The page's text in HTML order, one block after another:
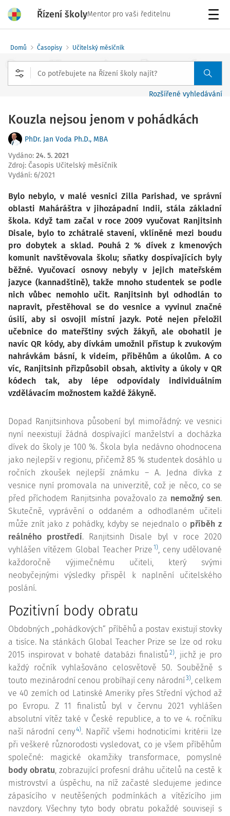
Řízení školyMentor pro vaši ředitelnu
Domů Časopisy Učitelský měsíčník
Rozšířené vyhledávání
Kouzla nejsou jenom v pohádkách
PhDr. Jan Voda Ph.D., MBA
Vydáno: 24. 5. 2021
Zdroj: Časopis Učitelský měsíčník
Vydání: 6/2021
Bylo nebylo, v malé vesnici Zilla Parishad, ve správní
oblasti Maháráštra v jihozápadní Indii, stála základní
škola. Když tam začal v roce 2009 vyučovat Ranjitsinh
Disale, bylo to zchátralé stavení, vklíněné mezi boudu
pro dobytek a sklad. Pouhá 2 % dívek z kmenových
komunit navštěvovala školu; sňatky dospívajících byly
běžné. Vyučovací osnovy nebyly v jejich mateřském
jazyce (kannadštině), takže mnoho studentek se podle
nich vůbec nemohlo učit. Ranjitsinh byl odhodlán to
napravit, přestěhoval se do vesnice a vyvinul značné
úsilí, aby si osvojil místní jazyk. Poté nejen přeložil
učebnice do mateřštiny svých žákyň, ale obohatil je
navíc QR kódy, aby dívkám umožnil přístup k zvukovým
nahrávkám básní, k videím, příběhům a úkolům. A co
víc, Ranjitsinh přizpůsobil obsah, aktivity a úkoly v QR
kódech tak, aby lépe odpovídaly individuálním
vzdělávacím možnostem každé žákyně.
Dopad Ranjitsinhova působení byl mimořádný: ve vesnici
nyní neexistují žádná dospívající manželství a docházka
dívek do školy je 100 %. Škola byla nedávno ohodnocena
jako nejlepší v regionu, přičemž 85 % studentek dosáhlo u
ročních zkoušek nejlepší známku – A. Jedna dívka z
vesnice nyní promovala na univerzitě, což je něco, co se
před příchodem Ranjitsinha považovalo za nemožný sen.
Skutečně, vyprávění o oddaném a odhodlaném učiteli
může znít jako z pohádky, kdyby se nejednalo o příběh z
reálného prostředí. Ranjitsinh Disale byl v roce 2020
vyhlášen vítězem Global Teacher Prize 1), ceny udělované
každoročně výjimečnému učiteli, který svými
neobyčejnými výsledky přispěl k naplnění učitelského
poslání.
Pozitivní body obratu
Obdobných „pohádkových“ příběhů a postav existují stovky
a tisíce. Na stánkách Global Teacher Prize se lze od roku
2015 inspirovat v bohaté databázi finalistů 2), jichž je pro
každý ročník vyhlašováno celosvětově 50. Souběžně s
touto mezinárodní cenou probíhají ceny národní3), celkem
ve 40 zemích od Latinské Ameriky přes Střední východ až
po Evropu. Z 11 finalistů byl v červnu 2021 vyhlášen
absolutní vítěz také v České republice, a to ve 4. ročníku
naší národní ceny4). Napříč všemi hodnoticími kritérii lze
při veškeré různorodosti vysledovat, co je všem příběhům
společné: magické okamžiky transformace, pomyslné
body obratu, zobrazující profesní dráhu učitelů na cestě k
mistrovství a úspěchu, na níž začasté sledujeme jedince
zápasícího v neutěšených podmínkách a vítězícího jim
navzdory. Všechny tyto body obratu pokaždé souvisejí s